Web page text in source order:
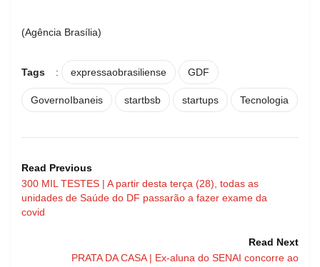
(Agência Brasília)
Tags : expressaobrasiliense GDF
GovernoIbaneis startbsb startups Tecnologia
Read Previous
300 MIL TESTES | A partir desta terça (28), todas as
unidades de Saúde do DF passarão a fazer exame da
covid
Read Next
PRATA DA CASA | Ex-aluna do SENAI concorre ao